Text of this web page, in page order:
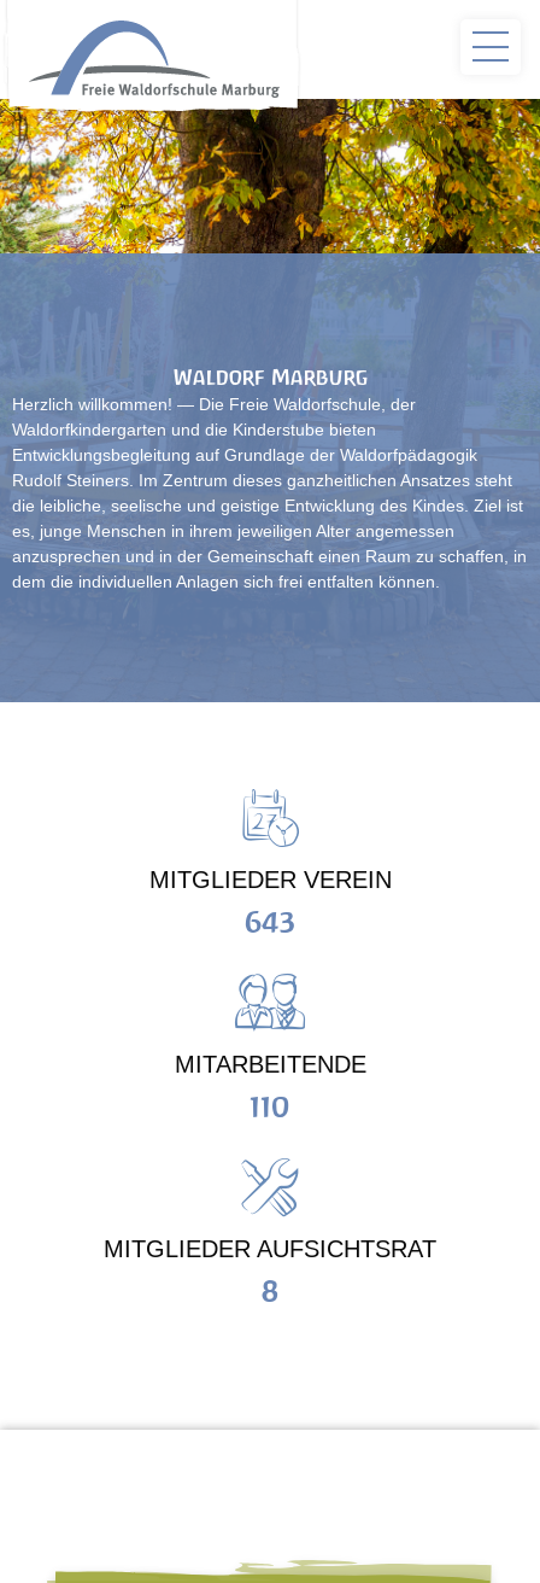
Waldorf Marburg
Herzlich willkommen! — Die Freie Waldorfschule, der
Waldorfkindergarten und die Kinderstube bieten
Entwicklungsbegleitung auf Grundlage der Waldorfpädagogik
Rudolf Steiners. Im Zentrum dieses ganzheitlichen Ansatzes steht
die leibliche, seelische und geistige Entwicklung des Kindes. Ziel ist
es, junge Menschen in ihrem jeweiligen Alter angemessen
anzusprechen und in der Gemeinschaft einen Raum zu schaffen, in
dem die individuellen Anlagen sich frei entfalten können.
MITGLIEDER VEREIN
643
MITARBEITENDE
110
MITGLIEDER AUFSICHTSRAT
8